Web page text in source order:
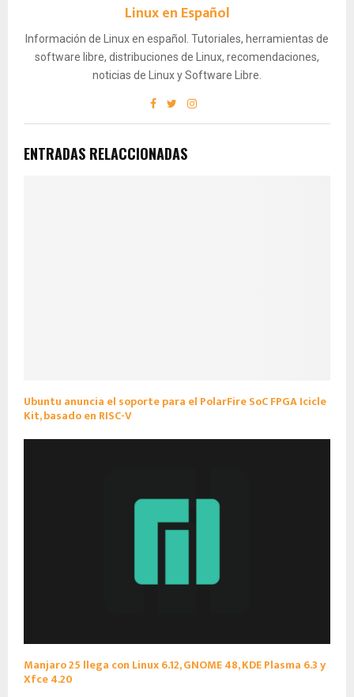
Linux en Español
Información de Linux en español. Tutoriales, herramientas de
software libre, distribuciones de Linux, recomendaciones,
noticias de Linux y Software Libre.
ENTRADAS RELACCIONADAS
Ubuntu anuncia el soporte para el PolarFire SoC FPGA Icicle
Kit, basado en RISC-V
Manjaro 25 llega con Linux 6.12, GNOME 48, KDE Plasma 6.3 y
Xfce 4.20